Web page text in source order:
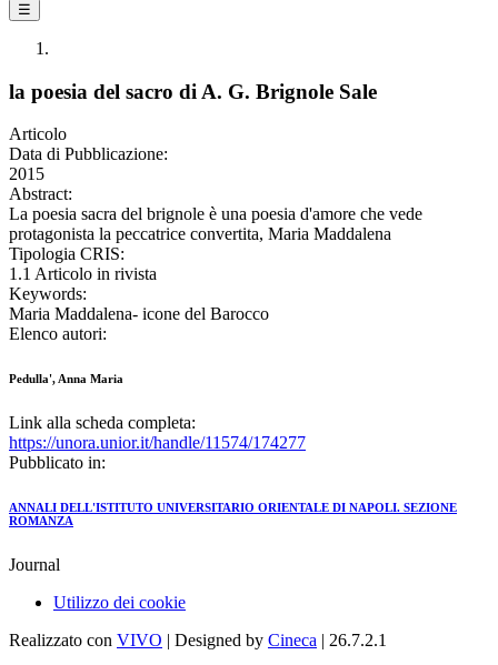
☰
la poesia del sacro di A. G. Brignole Sale
Articolo
Data di Pubblicazione:
2015
Abstract:
La poesia sacra del brignole è una poesia d'amore che vede
protagonista la peccatrice convertita, Maria Maddalena
Tipologia CRIS:
1.1 Articolo in rivista
Keywords:
Maria Maddalena- icone del Barocco
Elenco autori:
Pedulla', Anna Maria
Link alla scheda completa:
https://unora.unior.it/handle/11574/174277
Pubblicato in:
ANNALI DELL'ISTITUTO UNIVERSITARIO ORIENTALE DI NAPOLI. SEZIONE
ROMANZA
Journal
Utilizzo dei cookie
Realizzato con VIVO | Designed by Cineca | 26.7.2.1